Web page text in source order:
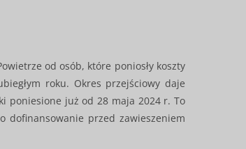
od osób, które poniosły koszty
roku. Okres przejściowy daje
poniesione już od 28 maja 2024 r. To
dofinansowanie przed zawieszeniem